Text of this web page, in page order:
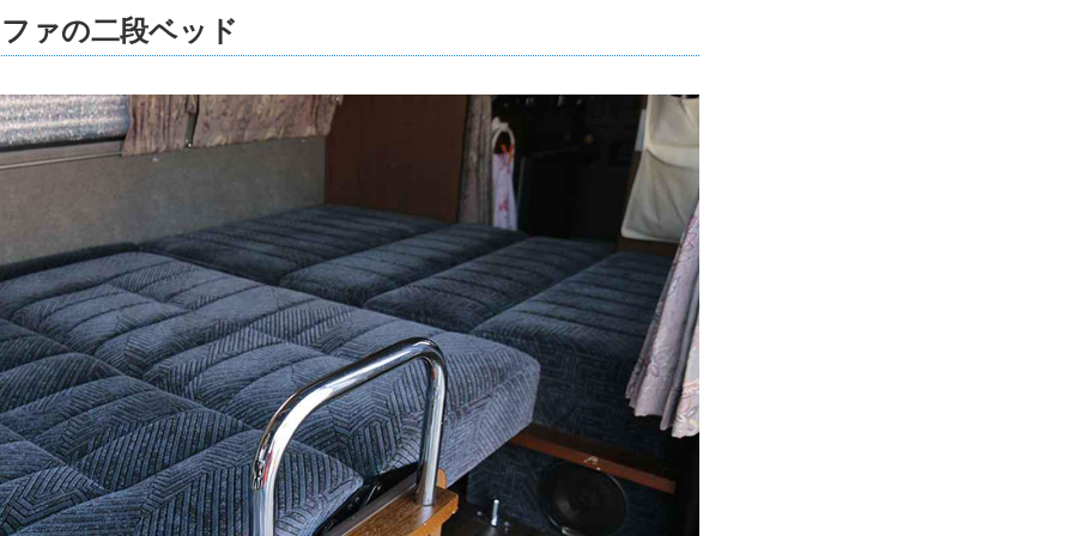
ァの二段ベッド